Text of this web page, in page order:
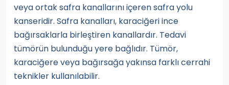
veya ortak safra kanallarını içeren safra yolu
kanseridir. Safra kanalları, karaciğeri ince
bağırsaklarla birleştiren kanallardır. Tedavi
tümörün bulunduğu yere bağlıdır. Tümör,
karaciğere veya bağırsağa yakınsa farklı cerrahi
teknikler kullanılabilir.